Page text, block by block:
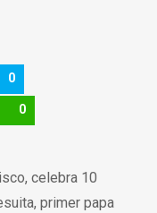
0
0
celebra 10
primer papa